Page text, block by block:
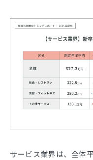
サービス業界は、全体